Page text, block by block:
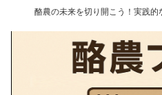
酪農の未来を切り開こう！実践